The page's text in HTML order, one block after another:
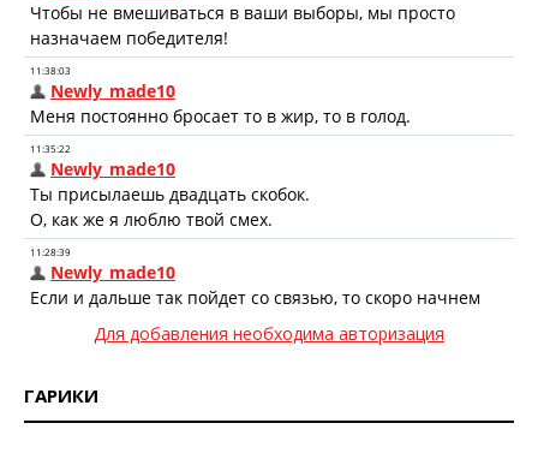
Для добавления необходима авторизация
ГАРИКИ